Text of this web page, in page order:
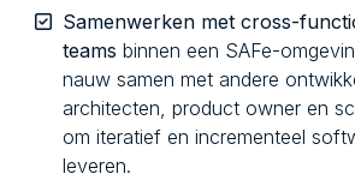
Samenwerken met cross-
teams binnen een SAFe-
nauw samen met andere
architecten, product owner en
om iteratief en incrementeel
leveren.